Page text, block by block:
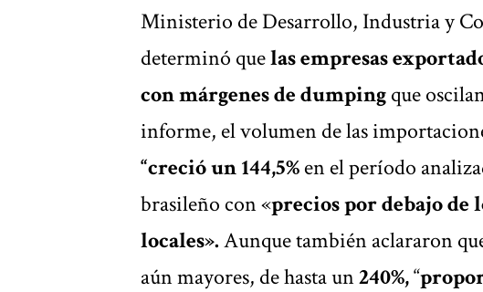
Ministerio de Desarrollo, Industria y
determinó quelas empresas
con márgenes de dumpingque
informe, el volumen de las
“creció un 144,5%en el período
brasileño con «precios por debajo de
locales».Aunque también aclararon
aún mayores, de hasta un240%,“